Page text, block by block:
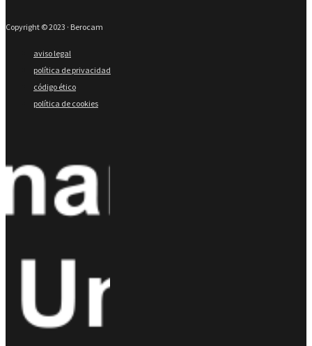
Copyright © 2023 · Berocam
aviso legal
política de privacidad
código ético
política de cookies